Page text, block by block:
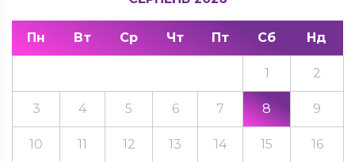
Пн Вт Ср Чт Пт Сб Нд
1 2
3 4 5 6 7 8 9
10 11 12 13 14 15 16